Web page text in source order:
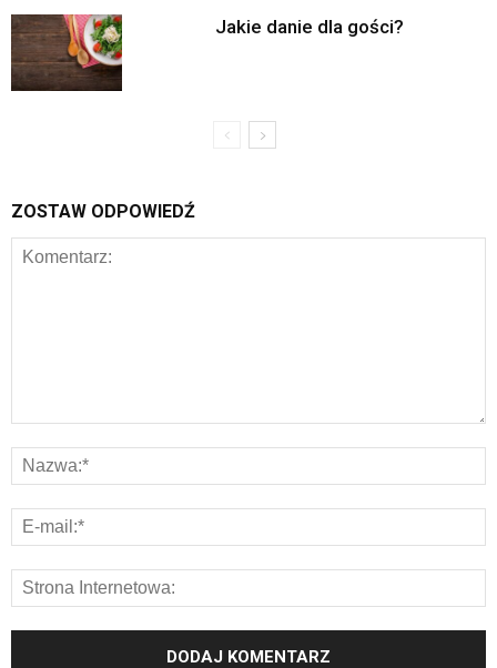
Jakie danie dla gości?
ZOSTAW ODPOWIEDŹ